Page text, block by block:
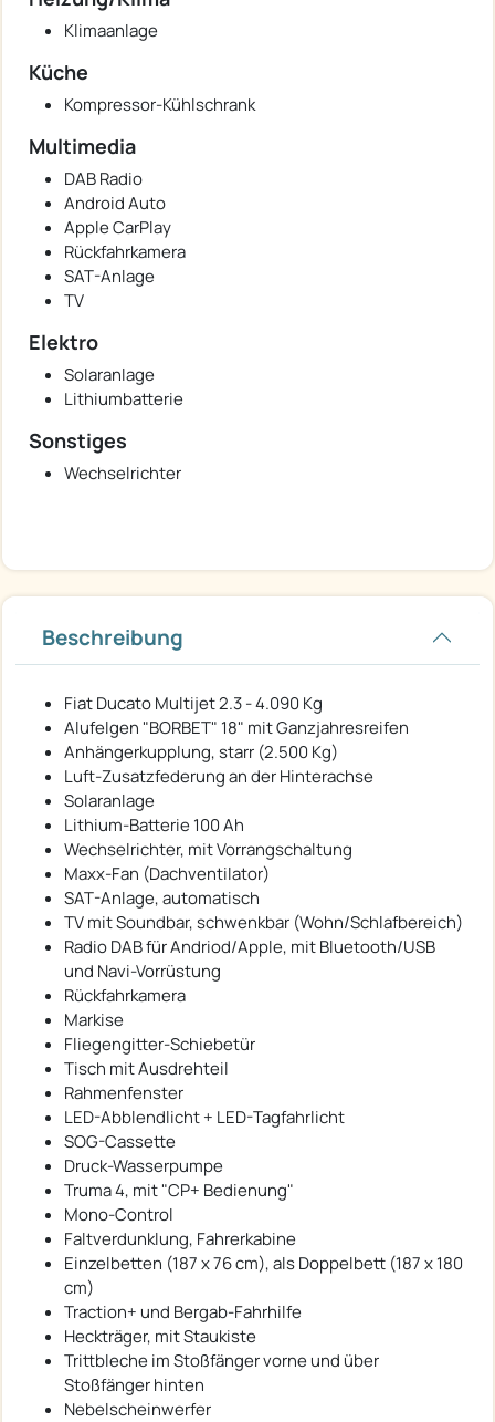
Klimaanlage
Küche
Kompressor-Kühlschrank
Multimedia
DAB Radio
Android Auto
Apple CarPlay
Rückfahrkamera
SAT-Anlage
TV
Elektro
Solaranlage
Lithiumbatterie
Sonstiges
Wechselrichter
Beschreibung
Fiat Ducato Multijet 2.3 - 4.090 Kg
Alufelgen "BORBET" 18" mit Ganzjahresreifen
Anhängerkupplung, starr (2.500 Kg)
Luft-Zusatzfederung an der Hinterachse
Solaranlage
Lithium-Batterie 100 Ah
Wechselrichter, mit Vorrangschaltung
Maxx-Fan (Dachventilator)
SAT-Anlage, automatisch
TV mit Soundbar, schwenkbar (Wohn/Schlafbereich)
Radio DAB für Andriod/Apple, mit Bluetooth/USB
und Navi-Vorrüstung
Rückfahrkamera
Markise
Fliegengitter-Schiebetür
Tisch mit Ausdrehteil
Rahmenfenster
LED-Abblendlicht + LED-Tagfahrlicht
SOG-Cassette
Druck-Wasserpumpe
Truma 4, mit "CP+ Bedienung"
Mono-Control
Faltverdunklung, Fahrerkabine
Einzelbetten (187 x 76 cm), als Doppelbett (187 x 180
cm)
Traction+ und Bergab-Fahrhilfe
Heckträger, mit Staukiste
Trittbleche im Stoßfänger vorne und über
Stoßfänger hinten
Nebelscheinwerfer